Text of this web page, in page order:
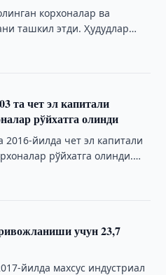
корхоналар ва
ташкил этди. Ҳудудлар
та чет эл капитали
рўйхатга олинди
2016-йилда чет эл капитали
рўйхатга олинди.
учун 23,7
йилда махсус индустриал